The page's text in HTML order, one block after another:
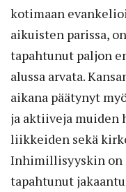
kotimaan
aikuisten parissa,
tapahtunut paljon
alussa arvata.
aikana päätynyt
ja aktiiveja muiden
liikkeiden sekä
Inhimillisyyskin on
tapahtunut